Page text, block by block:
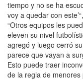
tiempo y no se ha
voy a quedar con
“Otros equipos les
eleven su nivel
agregó y luego cerró
parece que vayan a
Esto puede traer
de la regla de